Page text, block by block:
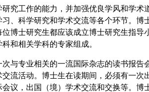
究工作的能力，并加强优良学风和学术
、科学研究和学术交流等各个环节。博
博士研究生都应该成立博士研究生指导
和相关学科的专家组成。
与专业相关的一流国际杂志的读书报告
流活动。博士生在读期间，必须有一次
议，出国（境）学术交流和交换等。博